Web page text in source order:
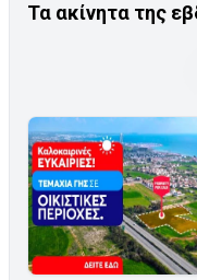
Τα ακίνητα της